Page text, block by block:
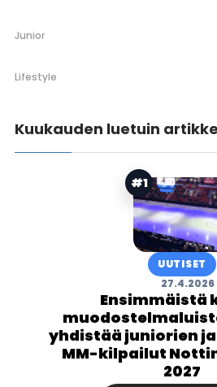
Junior
Lifestyle
Kuukauden luetuin
#1
UUTISET
27.4.2026
Ensimmäistä
yhdistää juniorien
MM-kilpailut
2027